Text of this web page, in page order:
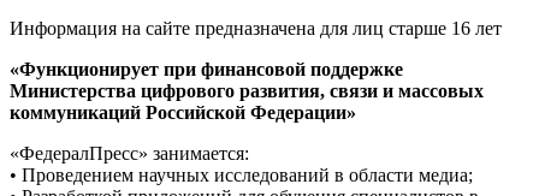
Информация на сайте предназначена для лиц старше 16 лет
«Функционирует при финансовой поддержке
Министерства цифрового развития, связи и массовых
коммуникаций Российской Федерации»
«ФедералПресс» занимается:
• Проведением научных исследований в области медиа;